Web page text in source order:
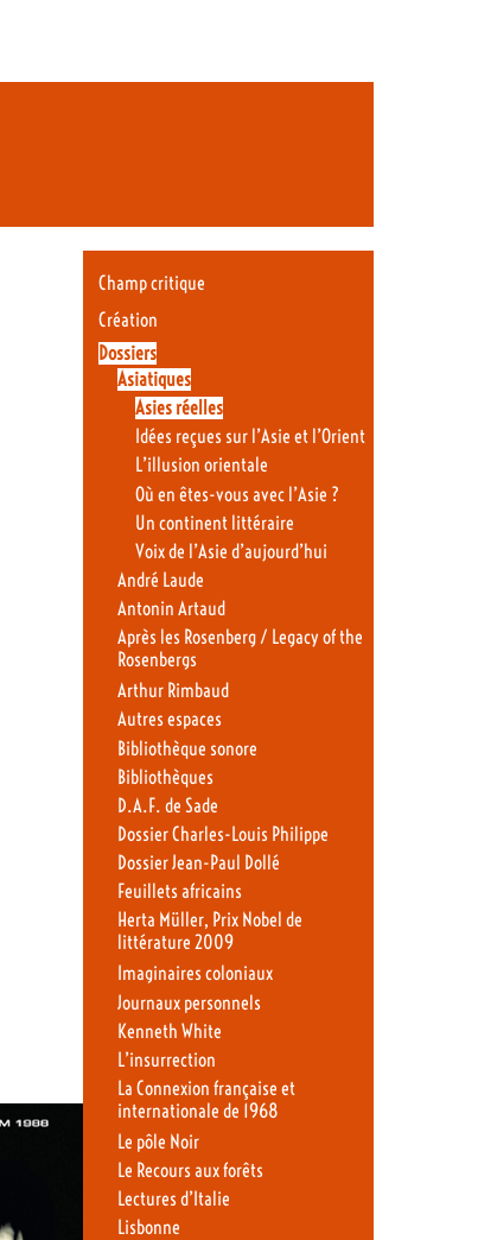
Champ critique
Création
Dossiers
Asiatiques
Asies réelles
Idées reçues sur l’Asie et l’Orient
L’illusion orientale
Où en êtes-vous avec l’Asie ?
Un continent littéraire
Voix de l’Asie d’aujourd’hui
André Laude
Antonin Artaud
Après les Rosenberg / Legacy of the
Rosenbergs
Arthur Rimbaud
Autres espaces
Bibliothèque sonore
Bibliothèques
D.A.F. de Sade
Dossier Charles-Louis Philippe
Dossier Jean-Paul Dollé
Feuillets africains
Herta Müller, Prix Nobel de
littérature 2009
Imaginaires coloniaux
Journaux personnels
Kenneth White
L’insurrection
La Connexion française et
internationale de 1968
Le pôle Noir
Le Recours aux forêts
Lectures d’Italie
Lisbonne